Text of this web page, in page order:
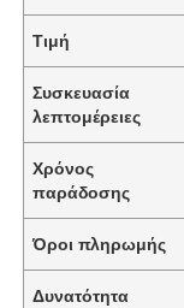
Τιμή
Συσκευασία
λεπτομέρειες
Χρόνος
παράδοσης
Όροι πληρωμής
Δυνατότητα